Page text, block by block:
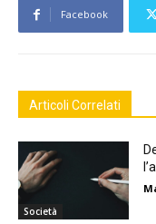
Facebook
Articoli Correlati
Società